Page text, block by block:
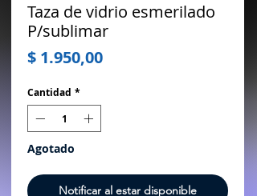
Taza de vidrio esmerilado
P/sublimar
$ 1.950,00Precio
Cantidad *
Agotado
Notificar al estar disponible